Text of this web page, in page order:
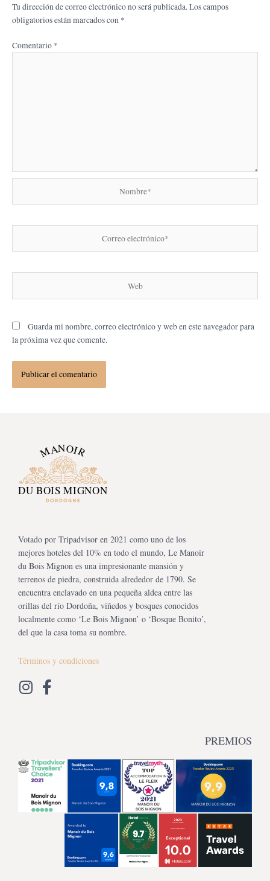
Tu dirección de correo electrónico no será publicada. Los campos
obligatorios están marcados con *
Comentario *
Guarda mi nombre, correo electrónico y web en este navegador para
la próxima vez que comente.
Votado por Tripadvisor en 2021 como uno de los
mejores hoteles del 10% en todo el mundo, Le Manoir
du Bois Mignon es una impresionante mansión y
terrenos de piedra, construida alrededor de 1790. Se
encuentra enclavado en una pequeña aldea entre las
orillas del río Dordoña, viñedos y bosques conocidos
localmente como ‘Le Bois Mignon’ o ‘Bosque Bonito’,
del que la casa toma su nombre.
Términos y condiciones
PREMIOS